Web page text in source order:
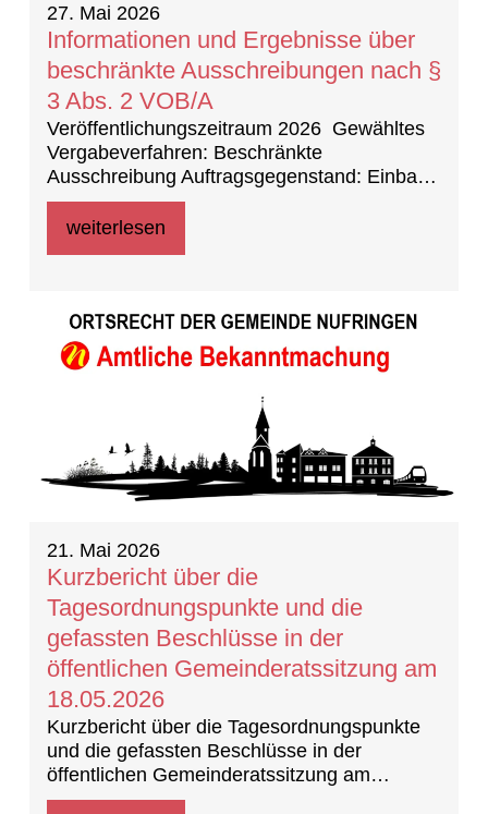
27. Mai 2026
Informationen und Ergebnisse über
beschränkte Ausschreibungen nach §
3 Abs. 2 VOB/A
Veröffentlichungszeitraum 2026 Gewähltes
Vergabeverfahren: Beschränkte
Ausschreibung Auftragsgegenstand: Einbau
Klimageräte in der Grundschule im
Wiesengrund
weiterlesen
21. Mai 2026
Kurzbericht über die
Tagesordnungspunkte und die
gefassten Beschlüsse in der
öffentlichen Gemeinderatssitzung am
18.05.2026
Kurzbericht über die Tagesordnungspunkte
und die gefassten Beschlüsse in der
öffentlichen Gemeinderatssitzung am
18.05.202 (Beschlussprotokoll)